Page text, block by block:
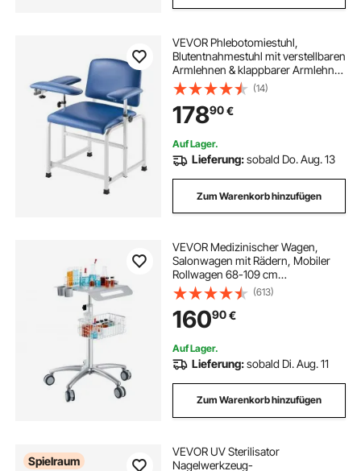
VEVOR Phlebotomiestuhl,
Blutentnahmestuhl mit verstellbaren
Armlehnen & klappbarer Armlehne,
180 kg Blutziehstuhl mit weich
gepolsterter Sitzfläche, PVC-Leder
für Krankenhäuser, Labore, Kliniken
(14)
17890€
Auf Lager.
Lieferung:sobald Do. Aug. 13
Zum Warenkorb hinzufügen
VEVOR Medizinischer Wagen,
Salonwagen mit Rädern, Mobiler
Rollwagen 68-109 cm
Höhenverstellbar, Salonstationen
aus Metall für Friseure, Rollender
Desktop-Laborwagen für Klinik,
Schönheit und Salon
(613)
16090€
Auf Lager.
Lieferung:sobald Di. Aug. 11
Zum Warenkorb hinzufügen
Spielraum
VEVOR UV Sterilisator
Nagelwerkzeug-